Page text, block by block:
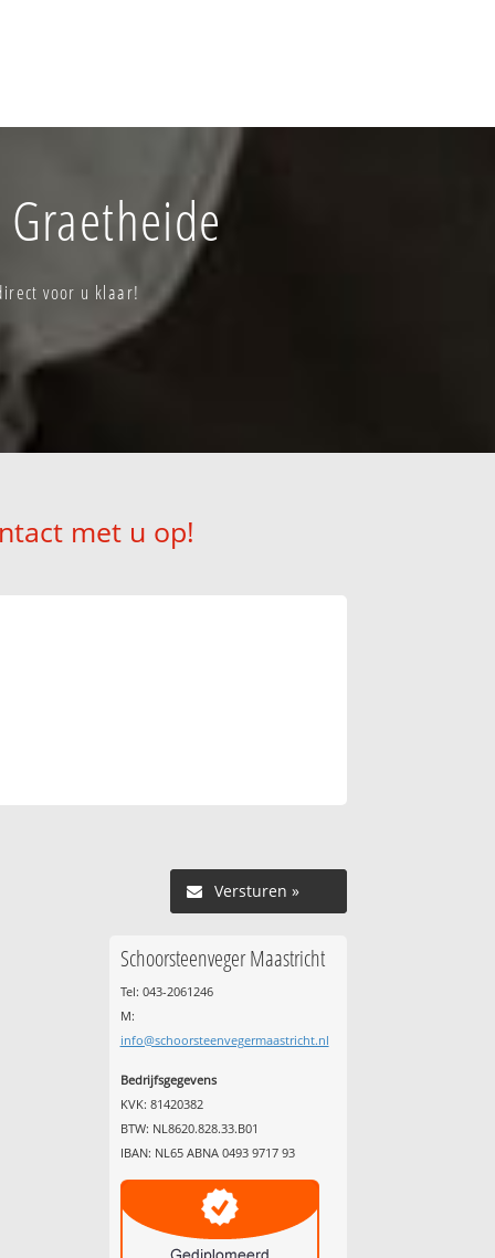
voor u klaar!
met u op!
Versturen »
Schoorsteenveger Maastricht
Tel: 043-2061246
M:
info@schoorsteenvegermaastricht.nl
Bedrijfsgegevens
KVK: 81420382
BTW: NL8620.828.33.B01
IBAN: NL65 ABNA 0493 9717 93